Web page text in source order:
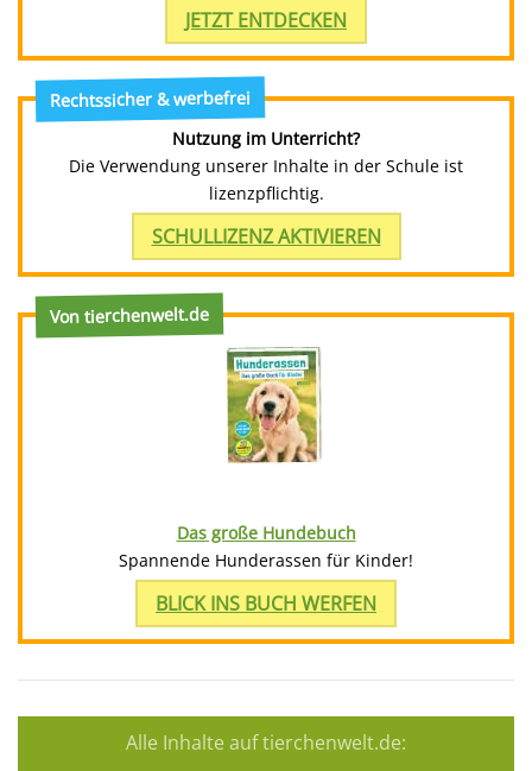
JETZT ENTDECKEN
Rechtssicher & werbefrei
Nutzung im Unterricht?
Die Verwendung unserer Inhalte in der Schule ist
lizenzpflichtig.
SCHULLIZENZ AKTIVIEREN
Von tierchenwelt.de
Das große Hundebuch
Spannende Hunderassen für Kinder!
BLICK INS BUCH WERFEN
Alle Inhalte auf tierchenwelt.de: